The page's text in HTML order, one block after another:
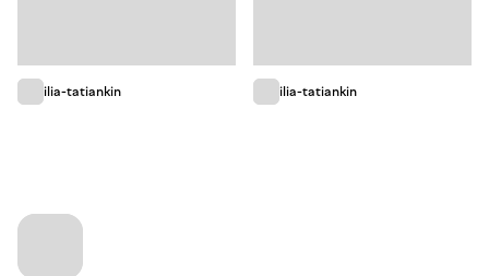
ilia-tatiankin ilia-tatiankin